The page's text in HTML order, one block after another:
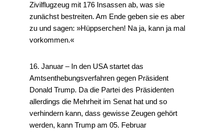
Zivilflugzeug mit 176 Insassen ab, was sie
zunächst bestreiten. Am Ende geben sie es aber
zu und sagen: »Hüppserchen! Na ja, kann ja mal
vorkommen.«
16. Januar – In den USA startet das
Amtsenthebungsverfahren gegen Präsident
Donald Trump. Da die Partei des Präsidenten
allerdings die Mehrheit im Senat hat und so
verhindern kann, dass gewisse Zeugen gehört
werden, kann Trump am 05. Februar